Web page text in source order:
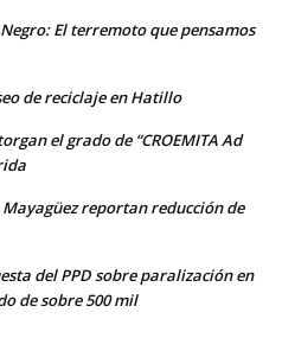
El terremoto que pensamos
de reciclaje en Hatillo
el grado de “CROEMITA Ad
reportan reducción de
del PPD sobre paralización en
de sobre 500 mil